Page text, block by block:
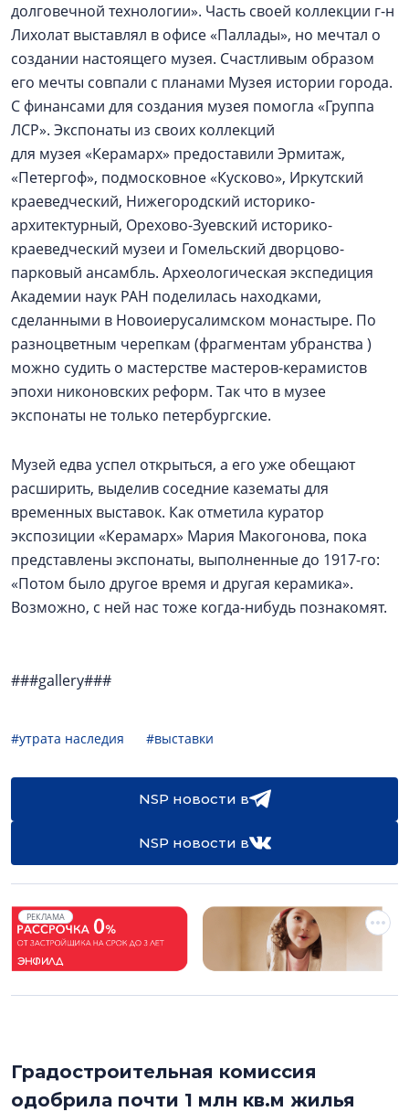
долговечной технологии». Часть своей коллекции г-н
Лихолат выставлял в офисе «Паллады», но мечтал о
создании настоящего музея. Счастливым образом
его мечты совпали с планами Музея истории города.
С финансами для создания музея помогла «Группа
ЛСР». Экспонаты из своих коллекций
для музея «Керамарх» предоставили Эрмитаж,
«Петергоф», подмосковное «Кусково», Иркутский
краеведческий, Нижегородский историко-
архитектурный, Орехово-Зуевский историко-
краеведческий музеи и Гомельский дворцово-
парковый ансамбль. Археологическая экспедиция
Академии наук РАН поделилась находками,
сделанными в Новоиерусалимском монастыре. По
разноцветным черепкам (фрагментам убранства )
можно судить о мастерстве мастеров-керамистов
эпохи никоновских реформ. Так что в музее
экспонаты не только петербургские.
Музей едва успел открыться, а его уже обещают
расширить, выделив соседние казематы для
временных выставок. Как отметила куратор
экспозиции «Керамарх» Мария Макогонова, пока
представлены экспонаты, выполненные до 1917-го:
«Потом было другое время и другая керамика».
Возможно, с ней нас тоже когда-нибудь познакомят.
###gallery###
#утрата наследия #выставки
NSP новости в
NSP новости в
РЕКЛАМА
Градостроительная комиссия
одобрила почти 1 млн кв.м жилья